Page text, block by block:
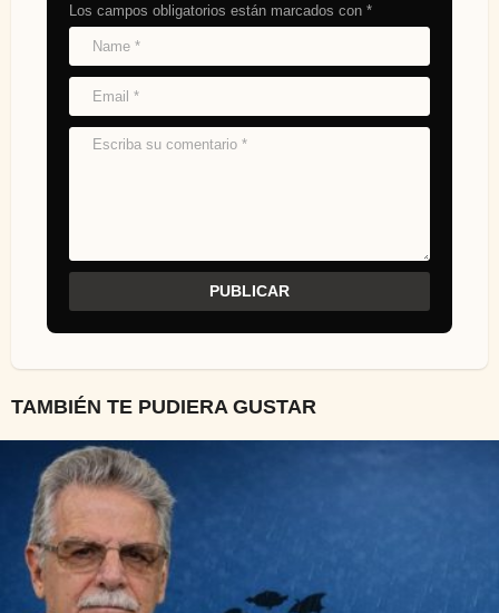
Los campos obligatorios están marcados con *
TAMBIÉN TE PUDIERA GUSTAR